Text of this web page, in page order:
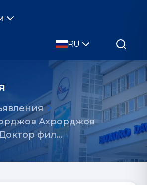
RU
Ахрорджов
фил…